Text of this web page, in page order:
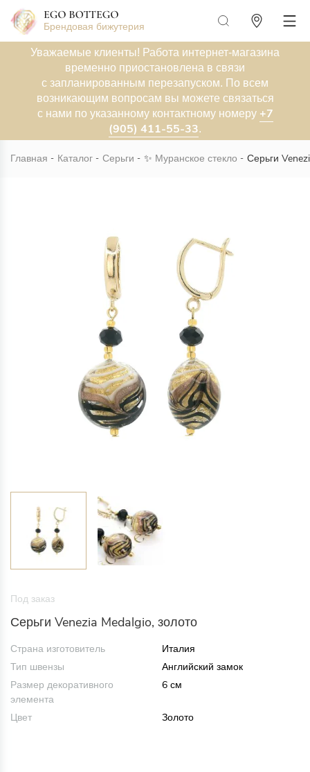
Брендовая бижутерия
Уважаемые клиенты! Работа интернет-магазина
временно приостановлена в связи
с запланированным перезапуском. По всем
возникающим вопросам вы можете связаться
с нами по указанному контактному номеру +7
(905) 411-55-33.
Главная Каталог Серьги ✨ Муранское стекло Серьги
Под заказ
Серьги Venezia Medalgio, золото
Страна изготовитель
Италия
Тип швензы
Английский замок
Размер декоративного
элемента
6 см
Цвет Золото